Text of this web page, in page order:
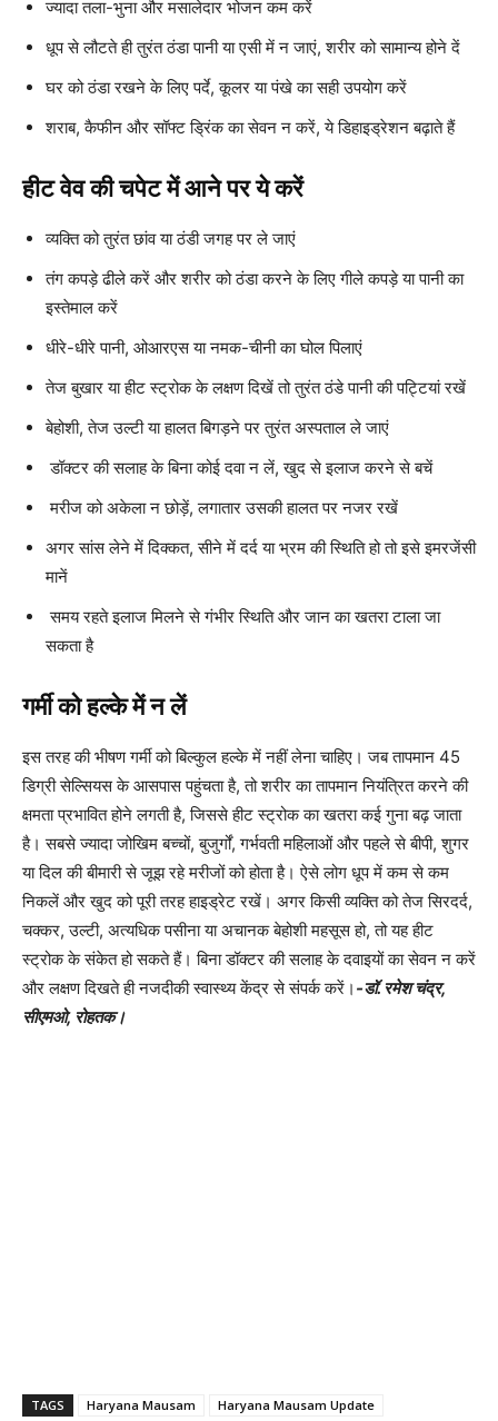
ज्यादा तला-भुना और मसालेदार भोजन कम करें
धूप से लौटते ही तुरंत ठंडा पानी या एसी में न जाएं, शरीर को सामान्य होने दें
घर को ठंडा रखने के लिए पर्दे, कूलर या पंखे का सही उपयोग करें
शराब, कैफीन और सॉफ्ट ड्रिंक का सेवन न करें, ये डिहाइड्रेशन बढ़ाते हैं
हीट वेव की चपेट में आने पर ये करें
व्यक्ति को तुरंत छांव या ठंडी जगह पर ले जाएं
तंग कपड़े ढीले करें और शरीर को ठंडा करने के लिए गीले कपड़े या पानी का
इस्तेमाल करें
धीरे-धीरे पानी, ओआरएस या नमक-चीनी का घोल पिलाएं
तेज बुखार या हीट स्ट्रोक के लक्षण दिखें तो तुरंत ठंडे पानी की पट्टियां रखें
बेहोशी, तेज उल्टी या हालत बिगड़ने पर तुरंत अस्पताल ले जाएं
डॉक्टर की सलाह के बिना कोई दवा न लें, खुद से इलाज करने से बचें
मरीज को अकेला न छोड़ें, लगातार उसकी हालत पर नजर रखें
अगर सांस लेने में दिक्कत, सीने में दर्द या भ्रम की स्थिति हो तो इसे इमरजेंसी
मानें
समय रहते इलाज मिलने से गंभीर स्थिति और जान का खतरा टाला जा
सकता है
गर्मी को हल्के में न लें
इस तरह की भीषण गर्मी को बिल्कुल हल्के में नहीं लेना चाहिए। जब तापमान 45
डिग्री सेल्सियस के आसपास पहुंचता है, तो शरीर का तापमान नियंत्रित करने की
क्षमता प्रभावित होने लगती है, जिससे हीट स्ट्रोक का खतरा कई गुना बढ़ जाता
है। सबसे ज्यादा जोखिम बच्चों, बुजुर्गों, गर्भवती महिलाओं और पहले से बीपी, शुगर
या दिल की बीमारी से जूझ रहे मरीजों को होता है। ऐसे लोग धूप में कम से कम
निकलें और खुद को पूरी तरह हाइड्रेट रखें। अगर किसी व्यक्ति को तेज सिरदर्द,
चक्कर, उल्टी, अत्यधिक पसीना या अचानक बेहोशी महसूस हो, तो यह हीट
स्ट्रोक के संकेत हो सकते हैं। बिना डॉक्टर की सलाह के दवाइयों का सेवन न करें
और लक्षण दिखते ही नजदीकी स्वास्थ्य केंद्र से संपर्क करें। -डॉ. रमेश चंद्र,
सीएमओ, रोहतक।
TAGS Haryana Mausam
Haryana Mausam Update